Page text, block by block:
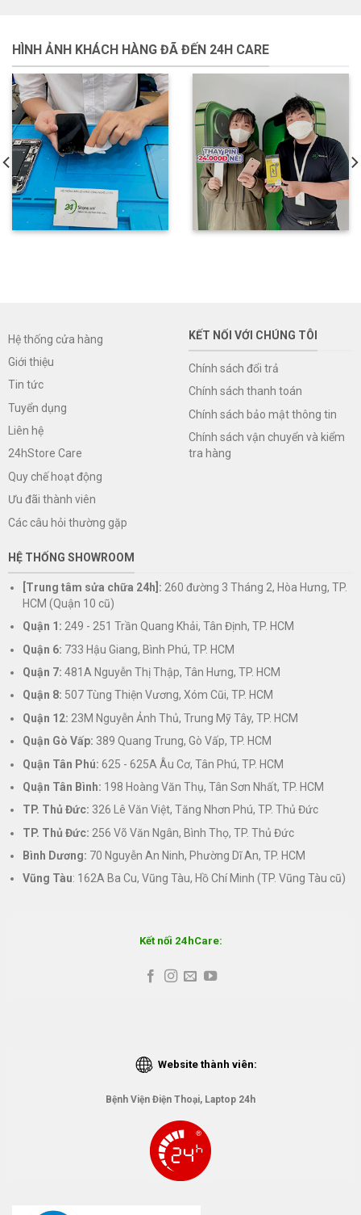
HÌNH ẢNH KHÁCH HÀNG ĐÃ ĐẾN 24H CARE
Hệ thống cửa hàng
Giới thiệu
Tin tức
Tuyển dụng
Liên hệ
24hStore Care
Quy chế hoạt động
Ưu đãi thành viên
Các câu hỏi thường gặp
KẾT NỐI VỚI CHÚNG TÔI
Chính sách đổi trả
Chính sách thanh toán
Chính sách bảo mật thông tin
Chính sách vận chuyển và kiểm
tra hàng
HỆ THỐNG SHOWROOM
[Trung tâm sửa chữa 24h]: 260 đường 3 Tháng 2, Hòa Hưng, TP.
HCM (Quận 10 cũ)
Quận 1: 249 - 251 Trần Quang Khải, Tân Định, TP. HCM
Quận 6: 733 Hậu Giang, Bình Phú, TP. HCM
Quận 7: 481A Nguyễn Thị Thập, Tân Hưng, TP. HCM
Quận 8: 507 Tùng Thiện Vương, Xóm Cũi, TP. HCM
Quận 12: 23M Nguyễn Ảnh Thủ, Trung Mỹ Tây, TP. HCM
Quận Gò Vấp: 389 Quang Trung, Gò Vấp, TP. HCM
Quận Tân Phú: 625 - 625A Âu Cơ, Tân Phú, TP. HCM
Quận Tân Bình: 198 Hoàng Văn Thụ, Tân Sơn Nhất, TP. HCM
TP. Thủ Đức: 326 Lê Văn Việt, Tăng Nhơn Phú, TP. Thủ Đức
TP. Thủ Đức: 256 Võ Văn Ngân, Bình Thọ, TP. Thủ Đức
Bình Dương: 70 Nguyễn An Ninh, Phường Dĩ An, TP. HCM
Vũng Tàu: 162A Ba Cu, Vũng Tàu, Hồ Chí Minh (TP. Vũng Tàu cũ)
Kết nối 24hCare:
Website thành viên:
Bệnh Viện Điện Thoại, Laptop 24h